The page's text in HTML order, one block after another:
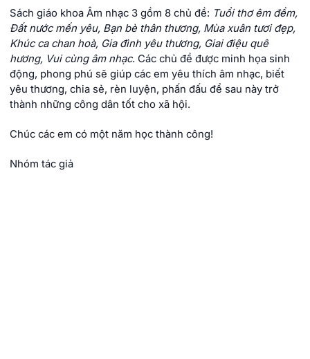
Sách giáo khoa Âm nhạc 3 gồm 8 chủ đề: Tuổi thơ êm đềm,
Đất nước mến yêu, Bạn bè thân thương, Mùa xuân tươi đẹp,
Khúc ca chan hoà, Gia đình yêu thương, Giai điệu quê
hương, Vui cùng âm nhạc. Các chủ đề được minh họa sinh
động, phong phú sẽ giúp các em yêu thích âm nhạc, biết
yêu thương, chia sẻ, rèn luyện, phấn đấu để sau này trở
thành những công dân tốt cho xã hội.
Chúc các em có một năm học thành công!
Nhóm tác giả